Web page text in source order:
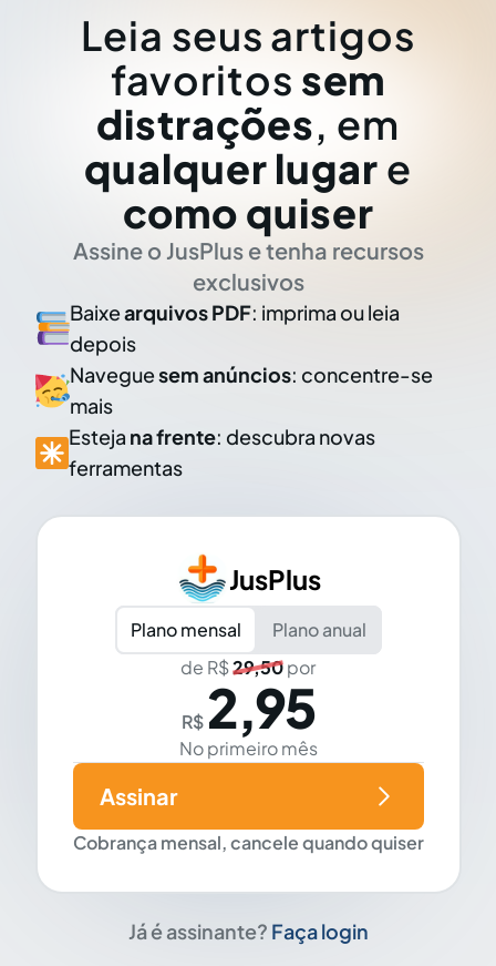
Leia seus artigos
favoritos sem
distrações, em
qualquer lugar e
como quiser
Assine o JusPlus e tenha recursos
exclusivos
Baixearquivos PDF: imprima ou leia
depois
Naveguesem anúncios: concentre-se
mais
Esteja na frente: descubra novas
ferramentas
JusPlus
Plano mensal
Plano anual
de R$29,50por
R$ 2,95
No primeiro mês
Cobrança mensal, cancele quando quiser
Assinar
Já é assinante? Faça login